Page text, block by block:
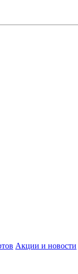
Акции и новости